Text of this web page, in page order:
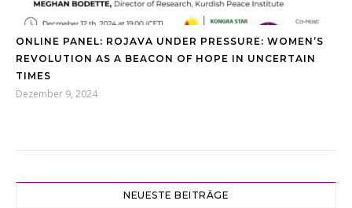
ONLINE PANEL: ROJAVA UNDER PRESSURE: WOMEN’S
REVOLUTION AS A BEACON OF HOPE IN UNCERTAIN
TIMES
Dezember 9, 2024
NEUESTE BEITRÄGE